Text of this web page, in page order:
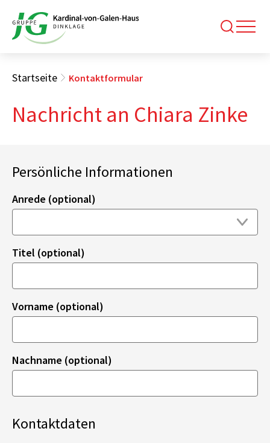
Startseite Kontaktformular
Nachricht an Chiara Zinke
Persönliche Informationen
Anrede (optional)
Titel (optional)
Vorname (optional)
Nachname (optional)
Kontaktdaten